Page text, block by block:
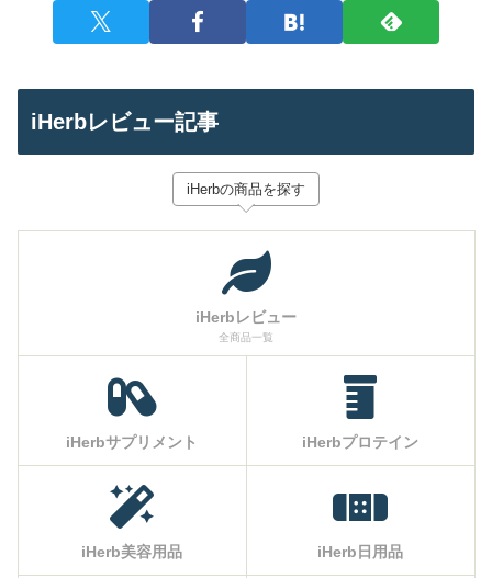
iHerbレビュー記事
iHerbの商品を探す
iHerbレビュー
全商品一覧
iHerbサプリメント iHerbプロテイン
iHerb美容用品 iHerb日用品